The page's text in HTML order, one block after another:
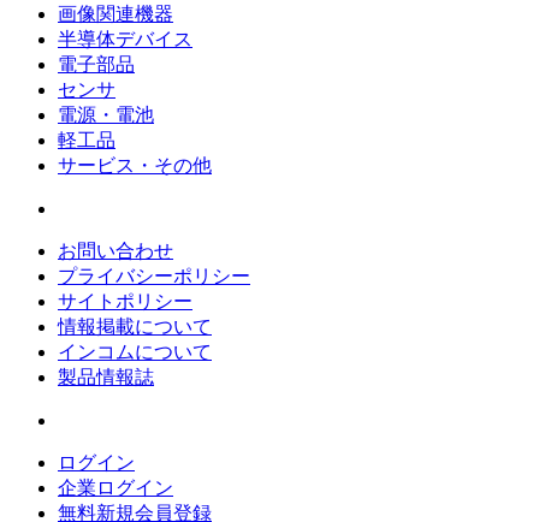
画像関連機器
半導体デバイス
電子部品
センサ
電源・電池
軽工品
サービス・その他
お問い合わせ
プライバシーポリシー
サイトポリシー
情報掲載について
インコムについて
製品情報誌
ログイン
企業ログイン
無料新規会員登録